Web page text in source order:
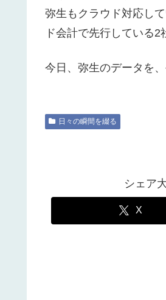
弥生もクラウド対応し
ド会計で先行している
今日、弥生のデータを
日々の瞬間を綴る
シェア
X